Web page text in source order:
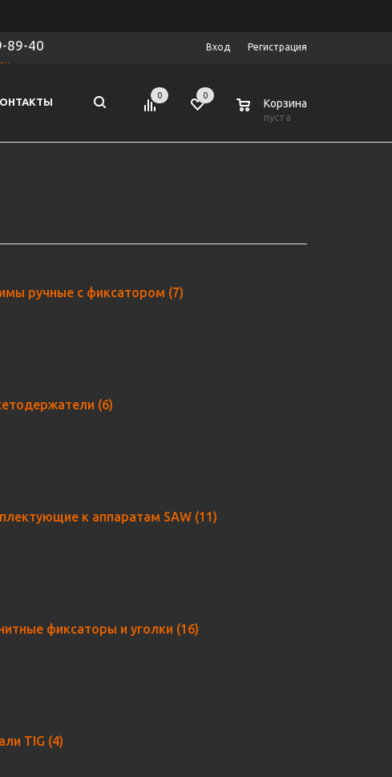
89-40 Вход Регистрация
0 0
Корзина
пуста
ручные с фиксатором (7)
(6)
к аппаратам SAW (11)
фиксаторы и уголки (16)
TIG (4)